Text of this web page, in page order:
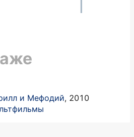
и Мефодий, 2010